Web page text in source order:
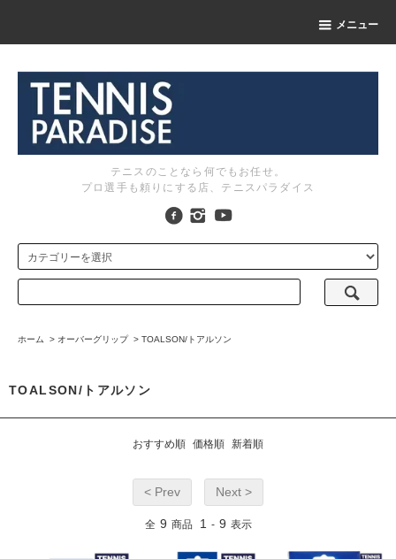
メニュー
テニスのことなら何でもお任せ。
プロ選手も頼りにする店、テニスパラダイス
ホーム > オーバーグリップ > TOALSON/トアルソン
TOALSON/トアルソン
おすすめ順 価格順 新着順
< Prev Next >
全 9 商品 1 - 9 表示